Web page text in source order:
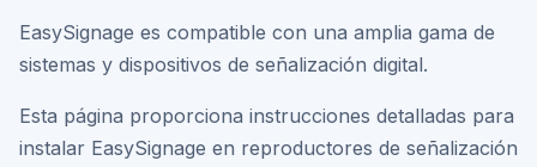
EasySignage es compatible con una amplia gama de
sistemas y dispositivos de señalización digital.
Esta página proporciona instrucciones detalladas para
instalar EasySignage en reproductores de señalización